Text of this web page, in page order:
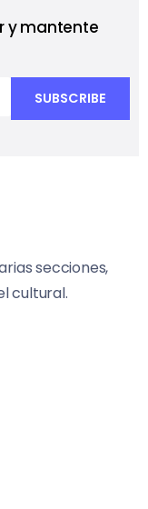
y mantente
secciones,
cultural.